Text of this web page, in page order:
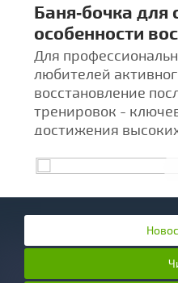
Баня‑бочка для
особенности
после
Для
любителей
восстановление
тренировок -
достижения